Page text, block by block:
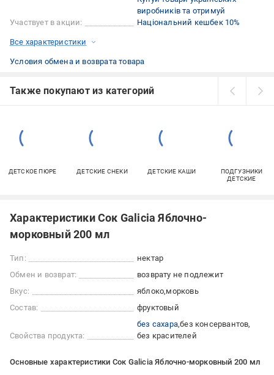
Участвует в акции:
виробників та отримуй
Національний кешбек 10%
Все характеристики
Условия обмена и возврата товара
Также покупают из категорий
ДЕТСКОЕ ПЮРЕ ДЕТСКИЕ СНЕКИ ДЕТСКИЕ КАШИ
ПОДГУЗНИКИ
ДЕТСКИЕ
Характеристики Сок Galicia Яблочно-
морковный 200 мл
Тип:
нектар
Обмен и возврат:
возврату не подлежит
Вкус:
яблоко морковь
Состав:
фруктовый
Свойства продукта:
без сахара без консервантов
без красителей
Основные характеристики Сок Galicia Яблочно-морковный 200 мл